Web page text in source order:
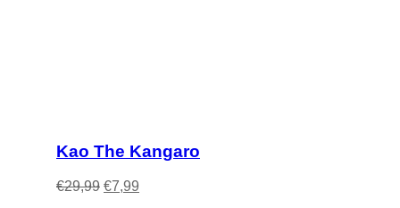
Kao The Kangaro
€29,99 Il
€7,99